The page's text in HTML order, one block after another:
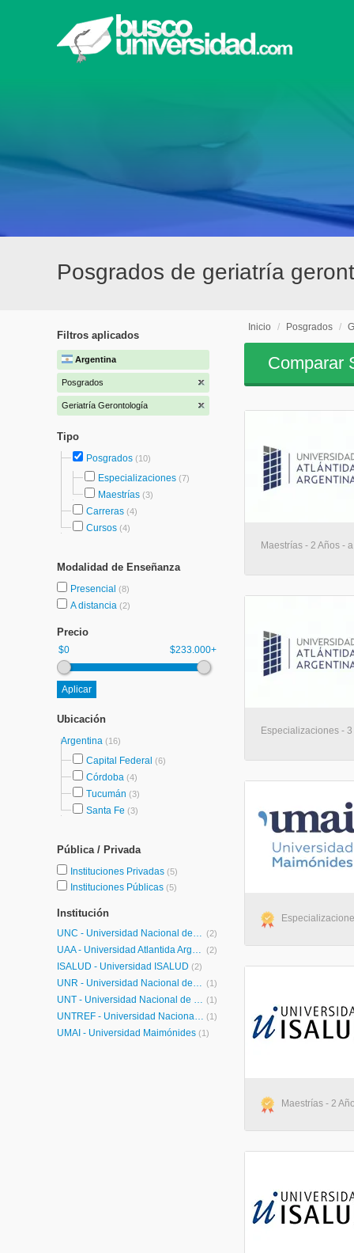
Posgrados de geriatría
Filtros aplicados
Argentina
Posgrados
Geriatría Gerontología
Tipo
Posgrados (10)
Especializaciones (7)
Maestrías (3)
Carreras (4)
Cursos (4)
Modalidad de Enseñanza
Presencial (8)
A distancia (2)
Precio
$0 $233.000+
Ubicación
Argentina (16)
Capital Federal (6)
Córdoba (4)
Tucumán (3)
Santa Fe (3)
Pública / Privada
Instituciones Privadas (5)
Instituciones Públicas (5)
Institución
UNC - Universidad Nacional de Córdoba (2)
UAA - Universidad Atlantida Argentina (2)
ISALUD - Universidad ISALUD (2)
UNR - Universidad Nacional de Rosario (1)
UNT - Universidad Nacional de Tucumán (1)
UNTREF - Universidad Nacional de Tres de Febrero (1)
UMAI - Universidad Maimónides (1)
Inicio / Posgrados /
Comparar
Maestrías - 2 Años -
Especializaciones -
Maestrías - 2